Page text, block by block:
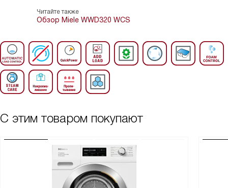
Читайте также
Обзор Miele WWD320 WCS
С этим товаром покупают